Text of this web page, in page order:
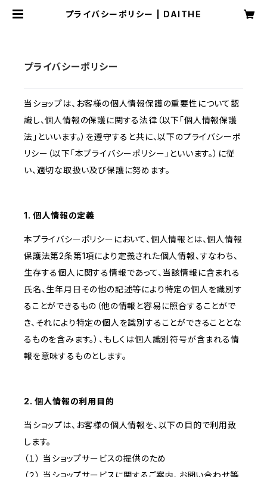
プライバシーポリシー | DAITHE
プライバシーポリシー
当ショップは、お客様の個人情報保護の重要性について認
識し、個人情報の保護に関する法律（以下「個人情報保護
法」といいます。）を遵守すると共に、以下のプライバシーポ
リシー（以下「本プライバシーポリシー」といいます。）に従
い、適切な取扱い及び保護に努めます。
1. 個人情報の定義
本プライバシーポリシーにおいて、個人情報とは、個人情報
保護法第2条第1項により定義された個人情報、すなわち、
生存する個人に関する情報であって、当該情報に含まれる
氏名、生年月日その他の記述等により特定の個人を識別す
ることができるもの（他の情報と容易に照合することがで
き、それにより特定の個人を識別することができることとな
るものを含みます。）、もしくは個人識別符号が含まれる情
報を意味するものとします。
2. 個人情報の利用目的
当ショップは、お客様の個人情報を、以下の目的で利用致
します。
（１） 当ショップサービスの提供のため